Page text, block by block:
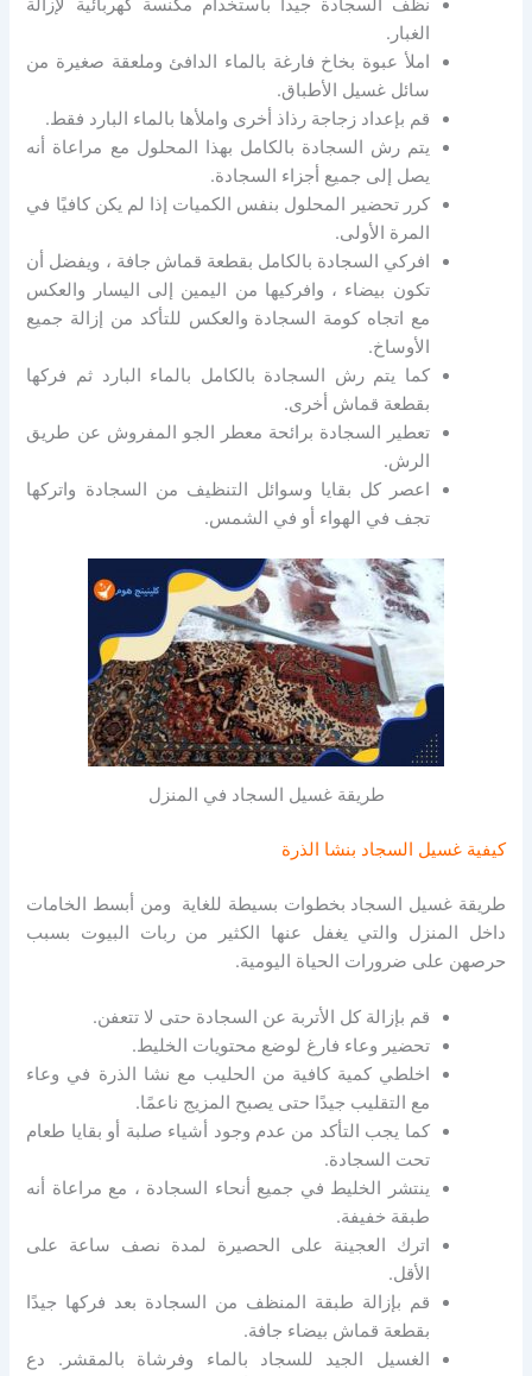
نظف السجادة جيداً باستخدام مكنسة كهربائية لإزالة
الغبار.
املأ عبوة بخاخ فارغة بالماء الدافئ وملعقة صغيرة من
سائل غسيل الأطباق.
قم بإعداد زجاجة رذاذ أخرى واملأها بالماء البارد فقط.
يتم رش السجادة بالكامل بهذا المحلول مع مراعاة أنه
يصل إلى جميع أجزاء السجادة.
كرر تحضير المحلول بنفس الكميات إذا لم يكن كافيًا في
المرة الأولى.
افركي السجادة بالكامل بقطعة قماش جافة ، ويفضل أن
تكون بيضاء ، وافركيها من اليمين إلى اليسار والعكس
مع اتجاه كومة السجادة والعكس للتأكد من إزالة جميع
الأوساخ.
كما يتم رش السجادة بالكامل بالماء البارد ثم فركها
بقطعة قماش أخرى.
تعطير السجادة برائحة معطر الجو المفروش عن طريق
الرش.
اعصر كل بقايا وسوائل التنظيف من السجادة واتركها
تجف في الهواء أو في الشمس.
طريقة غسيل السجاد في المنزل
كيفية غسيل السجاد بنشا الذرة
طريقة غسيل السجاد بخطوات بسيطة للغاية ومن أبسط الخامات
داخل المنزل والتي يغفل عنها الكثير من ربات البيوت بسبب
حرصهن على ضرورات الحياة اليومية.
قم بإزالة كل الأتربة عن السجادة حتى لا تتعفن.
تحضير وعاء فارغ لوضع محتويات الخليط.
اخلطي كمية كافية من الحليب مع نشا الذرة في وعاء
مع التقليب جيدًا حتى يصبح المزيج ناعمًا.
كما يجب التأكد من عدم وجود أشياء صلبة أو بقايا طعام
تحت السجادة.
ينتشر الخليط في جميع أنحاء السجادة ، مع مراعاة أنه
طبقة خفيفة.
اترك العجينة على الحصيرة لمدة نصف ساعة على
الأقل.
قم بإزالة طبقة المنظف من السجادة بعد فركها جيدًا
بقطعة قماش بيضاء جافة.
الغسيل الجيد للسجاد بالماء وفرشاة بالمقشر.
دع